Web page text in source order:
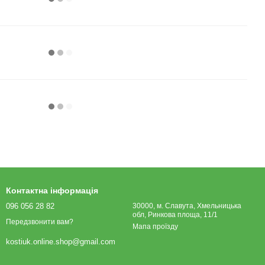
Контактна інформація
096 056 28 82
Передзвонити вам?
kostiuk.online.shop@gmail.com
30000, м. Славута, Хмельницька
обл, Ринкова площа, 11/1
Мапа проїзду